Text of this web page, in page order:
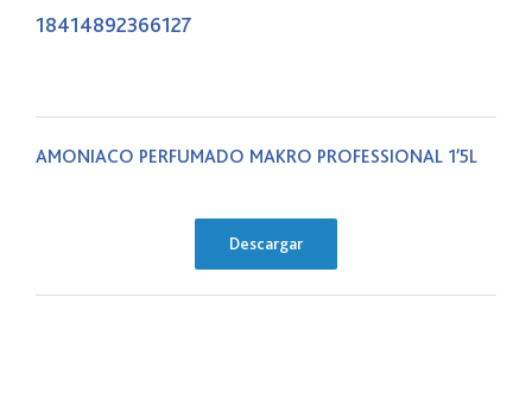
18414892366127
AMONIACO PERFUMADO MAKRO PROFESSIONAL 1’5L
Descargar